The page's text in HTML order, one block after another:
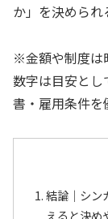
か」を決められ
※金額や制度は
数字は目安と
書・雇用条件を
結論｜シン
えると決め